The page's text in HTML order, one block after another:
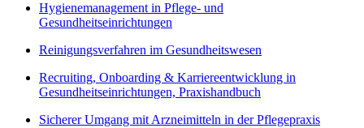
Hygienemanagement in Pflege- und
Gesundheitseinrichtungen
Reinigungsverfahren im Gesundheitswesen
Recruiting, Onboarding & Karriereentwicklung in
Gesundheitseinrichtungen, Praxishandbuch
Sicherer Umgang mit Arzneimitteln in der Pflegepraxis